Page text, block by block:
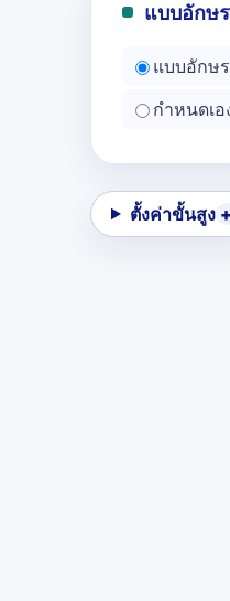
แบบอักษ
แบบอักษ
กำหนดเอ
ตั้งค่าขั้นสูง